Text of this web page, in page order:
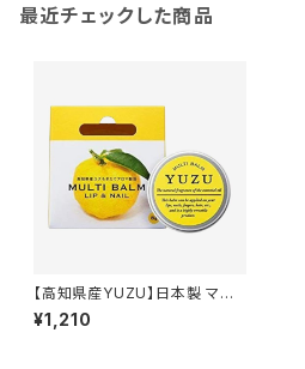
最近チェックした商品
【高知県産YUZU】日本製 マル
チバーム リップ＆ネイル ワセリ
ン
¥1,210